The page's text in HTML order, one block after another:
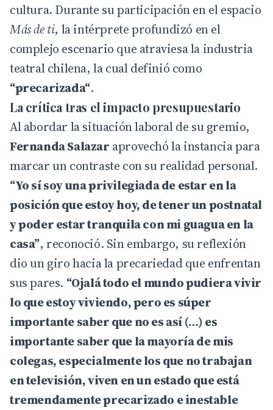
cultura. Durante su participación en el espacio
Más de ti, la intérprete profundizó en el
complejo escenario que atraviesa la industria
teatral chilena, la cual definió como
“precarizada“.
La crítica tras el impacto presupuestario
Al abordar la situación laboral de su gremio,
Fernanda Salazar aprovechó la instancia para
marcar un contraste con su realidad personal.
“Yo sí soy una privilegiada de estar en la
posición que estoy hoy, de tener un postnatal
y poder estar tranquila con mi guagua en la
casa”, reconoció. Sin embargo, su reflexión
dio un giro hacia la precariedad que enfrentan
sus pares. “Ojalá todo el mundo pudiera vivir
lo que estoy viviendo, pero es súper
importante saber que no es así (…) es
importante saber que la mayoría de mis
colegas, especialmente los que no trabajan
en televisión, viven en un estado que está
tremendamente precarizado e inestable